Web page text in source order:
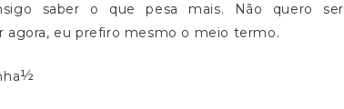
saber o que pesa mais. Não quero ser
agora, eu prefiro mesmo o meio termo.
½